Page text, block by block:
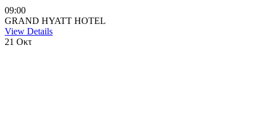
09:00
GRAND HYATT HOTEL
View Details
21 Οκτ